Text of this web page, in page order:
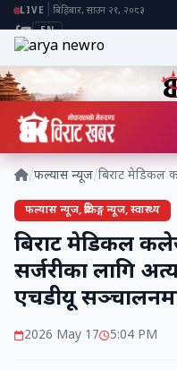
LIVE बिहिबार, साउन २१, २०८३
EN
/फल्यास न्यूज/बिराट मेडिकल
फल्यास न्यूज, ब्रेकिङ्ग न्यूज, स्वास्थ्य
बिराट मेडिकल
सर्जरीका लागि
एचडीयू
2026 May 17 5:04 PM